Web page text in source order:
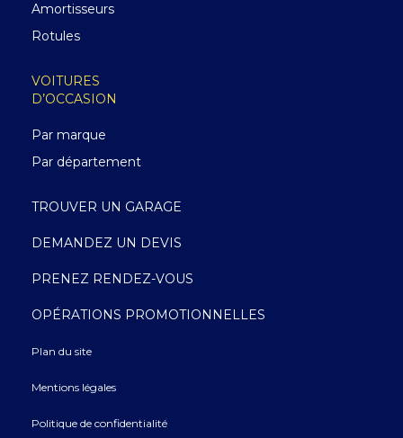
Amortisseurs
Rotules
VOITURES
D’OCCASION
Par marque
Par département
TROUVER UN GARAGE
DEMANDEZ UN DEVIS
PRENEZ RENDEZ-VOUS
OPÉRATIONS PROMOTIONNELLES
Plan du site
Mentions légales
Politique de confidentialité